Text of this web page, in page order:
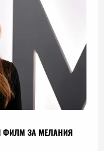
ФИЛМ ЗА МЕЛАНИЯ